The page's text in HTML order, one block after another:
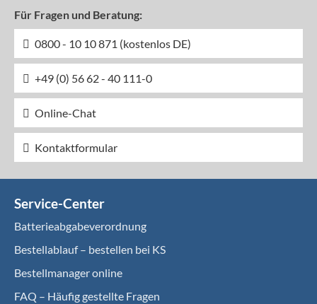
Für Fragen und Beratung:
0800 - 10 10 871 (kostenlos DE)
+49 (0) 56 62 - 40 111-0
Online-Chat
Kontaktformular
Service-Center
Batterieabgabeverordnung
Bestellablauf – bestellen bei KS
Bestellmanager online
FAQ – Häufig gestellte Fragen